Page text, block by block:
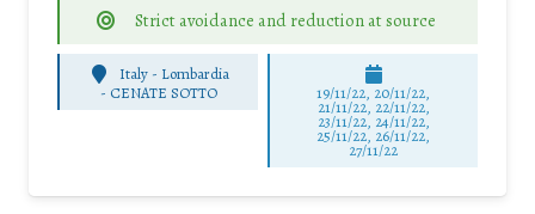
Strict avoidance and reduction at source
Italy - Lombardia
- CENATE SOTTO 19/11/22, 20/11/22,
21/11/22, 22/11/22,
23/11/22, 24/11/22,
25/11/22, 26/11/22,
27/11/22